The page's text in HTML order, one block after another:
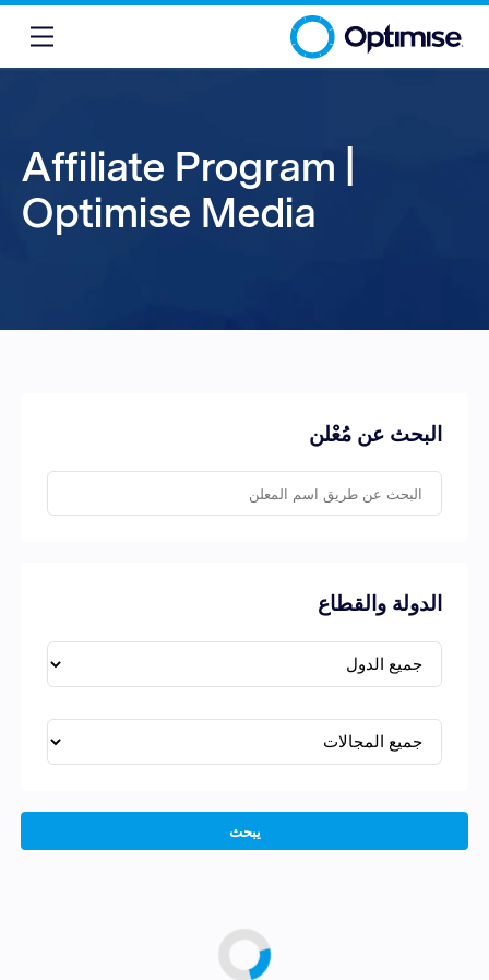
Affiliate Program |
Optimise Media
البحث عن مُعْلن
الدولة والقطاع
يبحث